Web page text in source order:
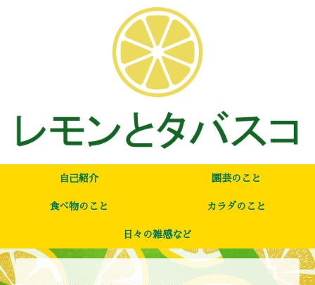
自己紹介 園芸のこと
食べ物のこと カラダのこと
日々の雑感など